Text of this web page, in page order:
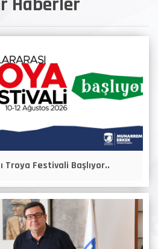
Troya Festivali Başlıyor..